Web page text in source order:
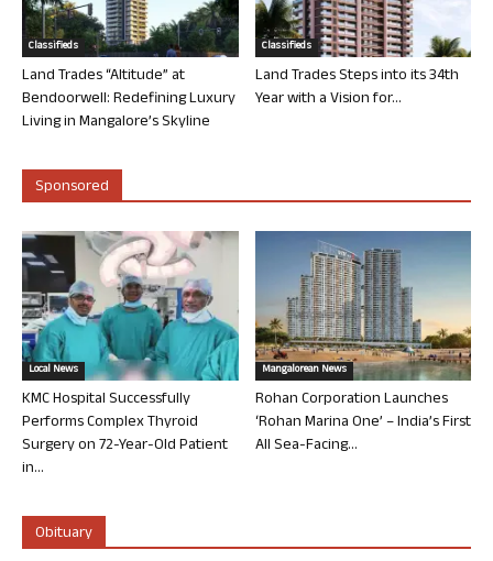
Classifieds
Land Trades “Altitude” at
Bendoorwell: Redefining Luxury
Living in Mangalore’s Skyline
Classifieds
Land Trades Steps into its 34th
Year with a Vision for...
Sponsored
Local News
KMC Hospital Successfully
Performs Complex Thyroid
Surgery on 72-Year-Old Patient
in...
Mangalorean News
Rohan Corporation Launches
‘Rohan Marina One’ – India’s First
All Sea-Facing...
Obituary